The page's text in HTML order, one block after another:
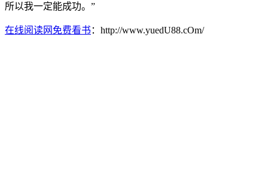
所以我一定能成功。”
在线阅读网免费看书 ：http://www.yuedU88.cOm/